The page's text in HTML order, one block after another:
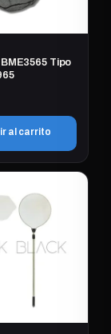
Tipo
al carrito